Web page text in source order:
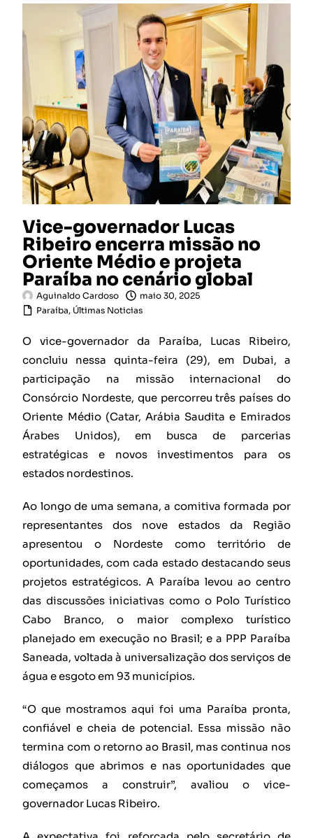
Vice-governador Lucas
Ribeiro encerra missão no
Oriente Médio e projeta
Paraíba no cenário global
Aguinaldo Cardoso
maio 30, 2025
Paraíba, Últimas Noticias
O vice-governador da Paraíba, Lucas Ribeiro,
concluiu nessa quinta-feira (29), em Dubai, a
participação na missão internacional do
Consórcio Nordeste, que percorreu três países do
Oriente Médio (Catar, Arábia Saudita e Emirados
Árabes Unidos), em busca de parcerias
estratégicas e novos investimentos para os
estados nordestinos.
Ao longo de uma semana, a comitiva formada por
representantes dos nove estados da Região
apresentou o Nordeste como território de
oportunidades, com cada estado destacando seus
projetos estratégicos. A Paraíba levou ao centro
das discussões iniciativas como o Polo Turístico
Cabo Branco, o maior complexo turístico
planejado em execução no Brasil; e a PPP Paraíba
Saneada, voltada à universalização dos serviços de
água e esgoto em 93 municípios.
“O que mostramos aqui foi uma Paraíba pronta,
confiável e cheia de potencial. Essa missão não
termina com o retorno ao Brasil, mas continua nos
diálogos que abrimos e nas oportunidades que
começamos a construir”, avaliou o vice-
governador Lucas Ribeiro.